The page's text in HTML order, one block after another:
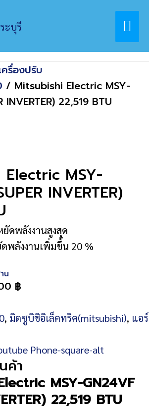
MSY-GN24VF (SUPER
รื่องปรับ
/ Mitsubishi Electric MSY-
INVERTER) 22,519 BTU
MSY-
INVERTER)
ดพลังงานสูงสุด
พลังงานเพิ่มขึ้น 20 %
น
฿
, มิตซูบิชิอิเล็คทริค(mitsubishi), แอร์
Phone-square-alt
ค้า
MSY-GN24VF
22,519 BTU